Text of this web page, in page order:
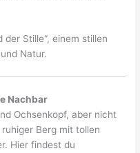
der Stille“, einem stillen
Natur.
Nachbar
Ochsenkopf, aber nicht
Berg mit tollen
Hier findest du